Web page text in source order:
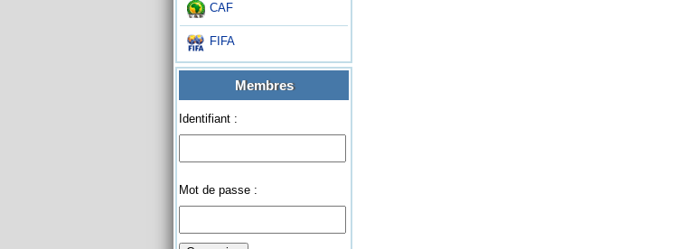
CAF
FIFA
Membres
Identifiant :
Mot de passe :